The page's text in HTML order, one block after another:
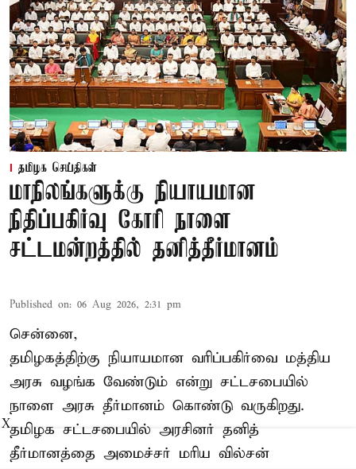
தமிழக செய்திகள்
மாநிலங்களுக்கு நியாயமான
நிதிப்பகிர்வு கோரி நாளை
சட்டமன்றத்தில் தனித்தீர்மானம்
Published on: 06 Aug 2026, 2:31 pm
சென்னை,
தமிழகத்திற்கு நியாயமான வரிப்பகிர்வை மத்திய
அரசு வழங்க வேண்டும் என்று சட்டசபையில்
நாளை அரசு தீர்மானம் கொண்டு வருகிறது.
தமிழக சட்டசபையில் அரசினர் தனித்
தீர்மானத்தை அமைச்சர் மரிய வில்சன்
X